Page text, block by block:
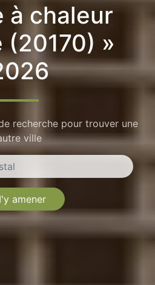
à chaleur
(20170) »
recherche pour trouver une
ville
amener